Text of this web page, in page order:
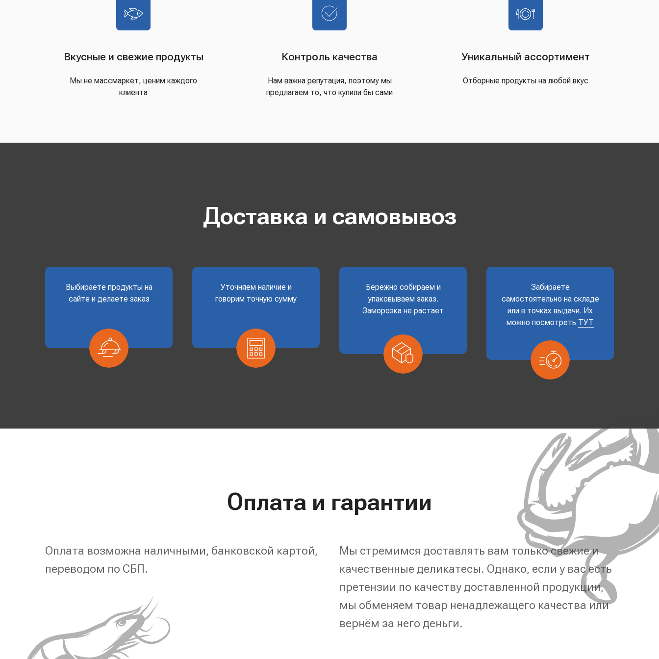
Вкусные и свежие продукты
Мы не массмаркет, ценим каждого
клиента
Контроль качества
Нам важна репутация, поэтому мы
предлагаем то, что купили бы сами
Уникальный ассортимент
Отборные продукты на любой вкус
Доставка и самовывоз
Выбираете продукты на
сайте и делаете заказ
Уточняем наличие и
говорим точную сумму
Бережно собираем и
упаковываем заказ.
Заморозка не растает
Забираете
самостоятельно на складе
или в точках выдачи. Их
можно посмотреть ТУТ
Оплата и гарантии
Оплата возможна наличными, банковской картой,
переводом по СБП.
Мы стремимся доставлять вам только свежие и
качественные деликатесы. Однако, если у вас есть
претензии по качеству доставленной продукции,
мы обменяем товар ненадлежащего качества или
вернём за него деньги.